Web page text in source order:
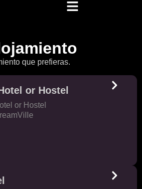
que prefieras.
or Hostel
or Hostel